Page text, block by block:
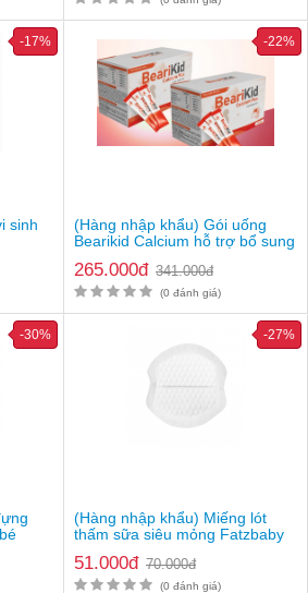
sinh
-17%
(Hàng nhập khẩu) Gói uống
Bearikid Calcium hỗ trợ bổ sung
265.000đ 341.000đ
-22%
(0 đánh giá)
-30%
(Hàng nhập khẩu) Miếng lót
thấm sữa siêu mỏng Fatzbaby
51.000đ 70.000đ
-27%
(0 đánh giá)